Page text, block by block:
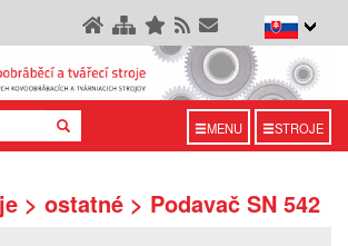
MENU STROJE
> ostatné > Podavač SN 542